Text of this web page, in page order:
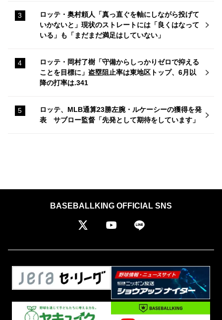
ロッテ・奥村頼人「真っ直ぐを軸にしながら投げて
いかないと」現状のストレートには「良くはなって
いる」も「まだまだ満足はしていない」
ロッテ・岡村了樹「守備からしっかりゼロで抑える
ことを目標に」盗塁阻止率は東地区トップ、6月以
降の打率は.341
ロッテ、MLB通算23勝左腕・ルケーシーの獲得を発
表 サブロー監督「先発として期待をしています」
BASEBALLKING OFFICIAL SNS